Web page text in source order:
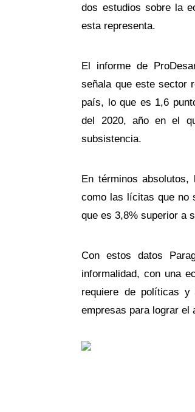
dos estudios sobre la
esta representa.
El informe de
señala que este sector
país, lo que es 1,6
del 2020, año en el
subsistencia.
En términos
como las lícitas que no
que es 3,8% superior a
Con estos datos
informalidad, con una
requiere de políticas y
empresas para lograr el